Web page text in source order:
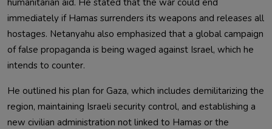
immediately if Hamas surrenders its weapons and releases all
hostages. Netanyahu also emphasized that a global campaign
of false propaganda is being waged against Israel, which he
intends to counter.
He outlined his plan for Gaza, which includes demilitarizing the
region, maintaining Israeli security control, and establishing a
new civilian administration not linked to Hamas or the